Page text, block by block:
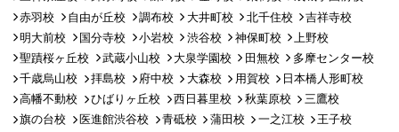
赤羽校
自由が丘校 調布校 大井町校 北千住校
吉祥寺校
明大前校
国分寺校 小岩校 渋谷校 神保町校
上野校
聖蹟桜ヶ丘校
武蔵小山校 大泉学園校 田無校
多摩センター校
千歳烏山校
拝島校 府中校 大森校 用賀校
日本橋人形町校
高幡不動校
ひばりヶ丘校 西日暮里校 秋葉原校
三鷹校
旗の台校
医進館渋谷校 青砥校 蒲田校 一之江校
王子校